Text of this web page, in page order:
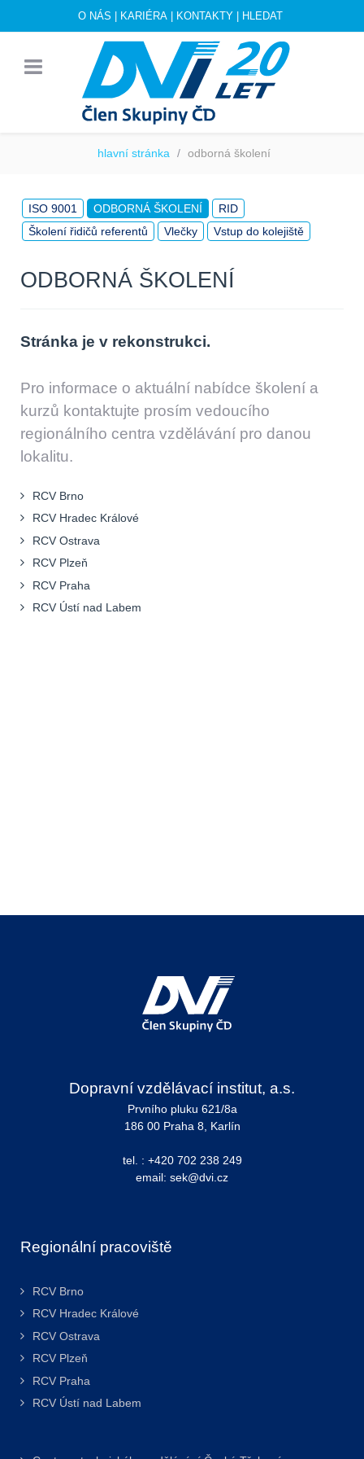
O NÁS KARIÉRA KONTAKTY HLEDAT
hlavní stránka odborná školení
ISO 9001 ODBORNÁ ŠKOLENÍ
RID
Školení řidičů referentů
Vlečky Vstup do kolejiště
ODBORNÁ ŠKOLENÍ
Stránka je v rekonstrukci.
Pro informace o aktuální nabídce školení a
kurzů kontaktujte prosím vedoucího
regionálního centra vzdělávání pro danou
lokalitu.
RCV Brno
RCV Hradec Králové
RCV Ostrava
RCV Plzeň
RCV Praha
RCV Ústí nad Labem
Dopravní vzdělávací institut, a.s.
Prvního pluku 621/8a
186 00 Praha 8, Karlín
tel. : +420 702 238 249
email: sek@dvi.cz
Regionální pracoviště
RCV Brno
RCV Hradec Králové
RCV Ostrava
RCV Plzeň
RCV Praha
RCV Ústí nad Labem